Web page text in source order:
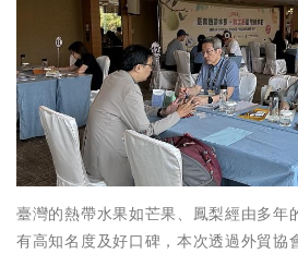
臺灣的熱帶水果如芒果、鳳梨經由多年
有高知名度及好口碑，本次透過外貿協